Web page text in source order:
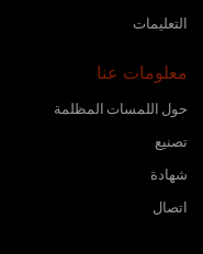
التعليمات
معلومات عنا
حول اللمسات المظلمة
تصنيع
شهادة
اتصال